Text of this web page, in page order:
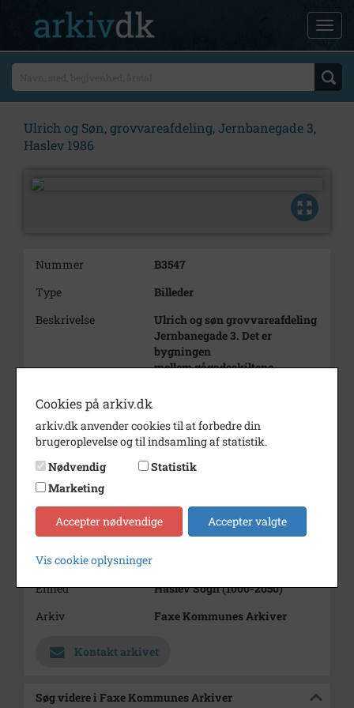
Ulrich og Søn, grovvareafdeling, Jernbanegade 3,
Haslev 1986
Nummer
B3547
Type
Billeder
Beskrivelse
Ulrich og søn grovvareafdeling
Jernbanegade 3. Det er
bygningen
mellem gågadeskiltene.
Årstal
Dateringsnote
efterår 1986
Fotograf
Lærer Greve
Materiale
farve positiv
Se på kort
Type
Enhed
Haslev Sogn (1000-2050)
Arkiv
Faxe Kommunes Arkiver
Kontakt arkivet
Søg videre i Faxe Kommunes Arkiver
Cookies på arkiv.dk
arkiv.dk anvender cookies til at forbedre din
brugeroplevelse og til indsamling af statistik.
Nødvendig
Statistik
Marketing
Accepter nødvendige Accepter valgte
Vis cookie oplysninger